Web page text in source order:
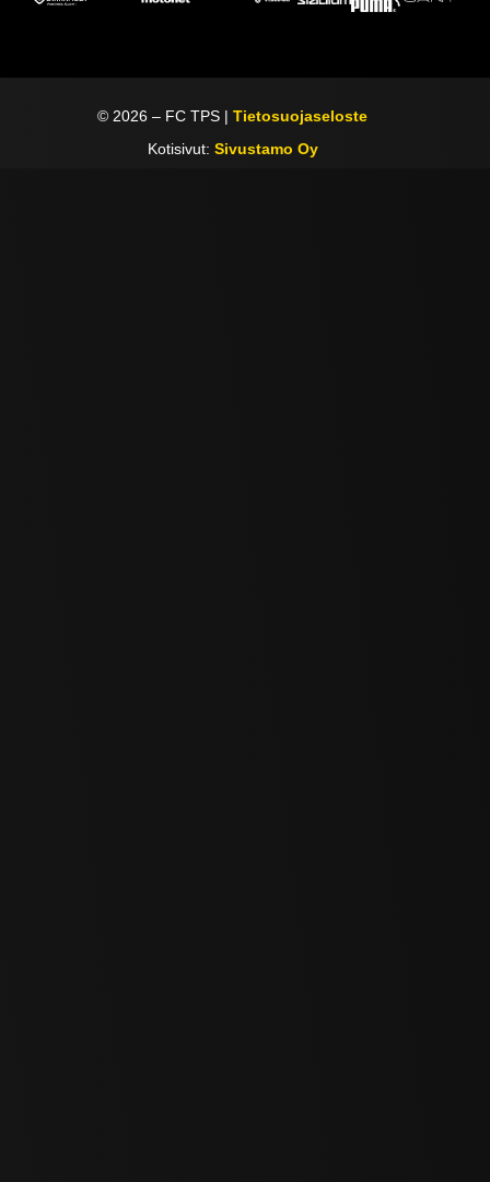
© 2026 – FC TPS |Tietosuojaseloste
Kotisivut: Sivustamo Oy